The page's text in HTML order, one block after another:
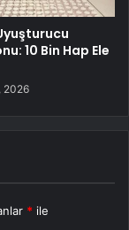
10 Bin Hap Ele
2026
* ile